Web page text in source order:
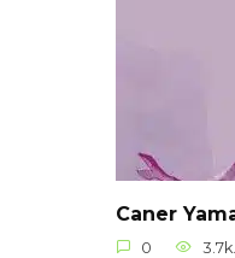
Caner
0 3.7k.